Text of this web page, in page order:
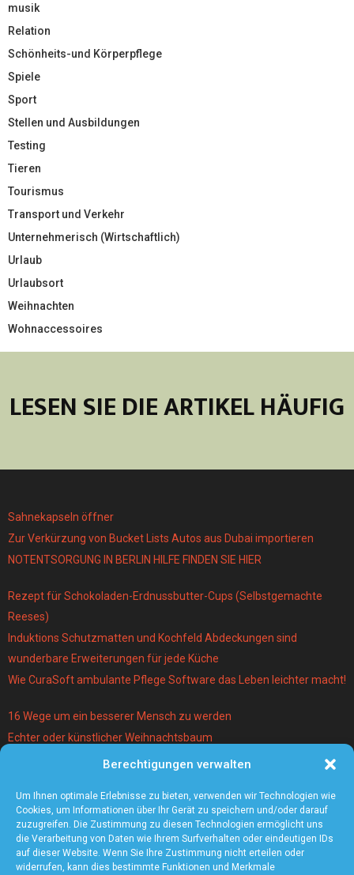
Berechtigungen verwalten
Um Ihnen optimale Erlebnisse zu bieten, verwenden wir Technologien wie
Cookies, um Informationen über Ihr Gerät zu speichern und/oder darauf
zuzugreifen. Die Zustimmung zu diesen Technologien ermöglicht uns
die Verarbeitung von Daten wie Ihrem Surfverhalten oder eindeutigen IDs
auf dieser Website. Wenn Sie Ihre Zustimmung nicht erteilen oder
widerrufen, kann dies bestimmte Funktionen und Merkmale
musik
Relation
Schönheits-und Körperpflege
Spiele
Sport
Stellen und Ausbildungen
Testing
Tieren
Tourismus
Transport und Verkehr
Unternehmerisch (Wirtschaftlich)
Urlaub
Urlaubsort
Weihnachten
Wohnaccessoires
LESEN SIE DIE ARTIKEL HÄUFIG
Sahnekapseln öffner
Zur Verkürzung von Bucket Lists Autos aus Dubai importieren
NOTENTSORGUNG IN BERLIN HILFE FINDEN SIE HIER
Rezept für Schokoladen-Erdnussbutter-Cups (Selbstgemachte
Reeses)
Induktions Schutzmatten und Kochfeld Abdeckungen sind
wunderbare Erweiterungen für jede Küche
Wie CuraSoft ambulante Pflege Software das Leben leichter macht!
16 Wege um ein besserer Mensch zu werden
Echter oder künstlicher Weihnachtsbaum
Warum lohnt es sich einen Magier und Mentalist zu buchen?
Die 5 angesagtesten Schmuck-Trends 2021